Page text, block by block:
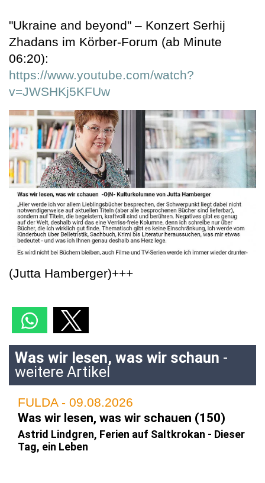
"Ukraine and beyond" – Konzert Serhij
Zhadans im Körber-Forum (ab Minute
06:20):
https://www.youtube.com/watch?
v=JWSHKj5KFUw
(Jutta Hamberger)+++
Was wir lesen, was wir schaun -
weitere Artikel
FULDA - 09.08.2026
Was wir lesen, was wir schauen (150)
Astrid Lindgren, Ferien auf Saltkrokan - Dieser
Tag, ein Leben